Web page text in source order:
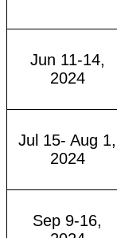
Jun 11-14,
2024
Jul 15- Aug 1,
2024
Sep 9-16,